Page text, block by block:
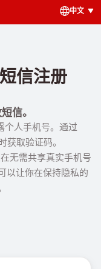
中文
信注册
信。
个人手机号。通过
获取验证码。
无需共享真实手机号
以让你在保持隐私的